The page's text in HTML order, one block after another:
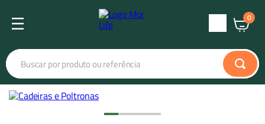
de
Atendimento
0
Buscar por produto ou referência
Termos mais buscados